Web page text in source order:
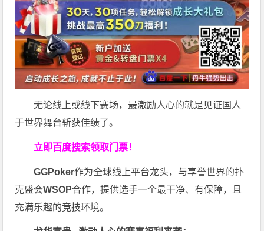
无论线上或线下赛场，最激励人心的就是见证国人
于世界舞台斩获佳绩了。
立即百度搜索领取门票！
GGPoker作为全球线上平台龙头，与享誉世界的扑
克盛会WSOP合作，提供选手一个最干净、有保障，且
充满乐趣的竞技环境。